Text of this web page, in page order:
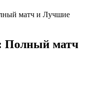
матч и Лучшие
матч